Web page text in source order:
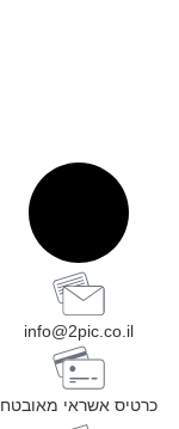
info@2pic.co.il
כרטיס אשראי מאובטח